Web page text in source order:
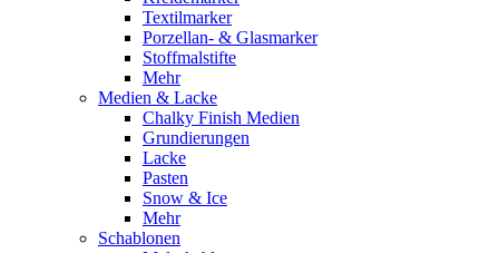
Textilmarker
Porzellan- & Glasmarker
Stoffmalstifte
Mehr
Medien & Lacke
Chalky Finish Medien
Grundierungen
Lacke
Pasten
Snow & Ice
Mehr
Schablonen